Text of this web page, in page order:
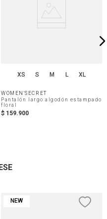
XS S M L XL
WOMEN'SECRET
Pantalón largo algodón estampado
floral
$ 159.900
NEW